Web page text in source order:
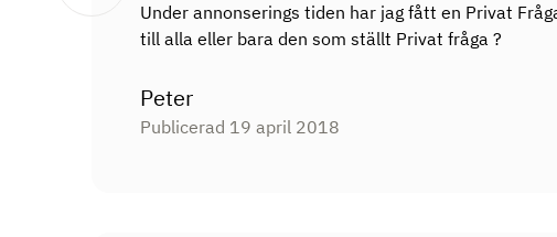
Under annonserings tiden har jag fått en Privat
till alla eller bara den som ställt Privat fråga ?
Peter
Publicerad 19 april 2018